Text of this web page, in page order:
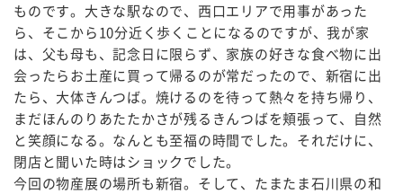
ものです。大きな駅なので、西口エリアで用事があった
ら、そこから10分近く歩くことになるのですが、我が家
は、父も母も、記念日に限らず、家族の好きな食べ物に出
会ったらお土産に買って帰るのが常だったので、新宿に出
たら、大体きんつば。焼けるのを待って熱々を持ち帰り、
まだほんのりあたたかさが残るきんつばを頬張って、自然
と笑顔になる。なんとも至福の時間でした。それだけに、
閉店と聞いた時はショックでした。
今回の物産展の場所も新宿。そして、たまたま石川県の和